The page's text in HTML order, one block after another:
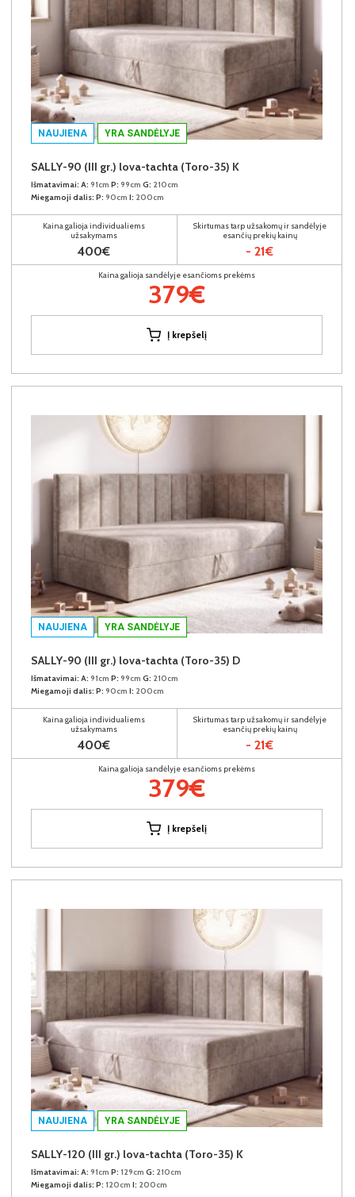
NAUJIENA YRA SANDĖLYJE
SALLY-90 (III gr.) lova-tachta (Toro-35) K
Išmatavimai: A: 91cm P: 99cm G: 210cm
Miegamoji dalis: P: 90cm I: 200cm
Kaina galioja individualiems
užsakymams
400€
Skirtumas tarp užsakomų ir sandėlyje
esančių prekių kainų
- 21€
Kaina galioja sandėlyje esančioms prekėms
379€
Į krepšelį
NAUJIENA YRA SANDĖLYJE
SALLY-90 (III gr.) lova-tachta (Toro-35) D
Išmatavimai: A: 91cm P: 99cm G: 210cm
Miegamoji dalis: P: 90cm I: 200cm
Kaina galioja individualiems
užsakymams
400€
Skirtumas tarp užsakomų ir sandėlyje
esančių prekių kainų
- 21€
Kaina galioja sandėlyje esančioms prekėms
379€
Į krepšelį
NAUJIENA YRA SANDĖLYJE
SALLY-120 (III gr.) lova-tachta (Toro-35) K
Išmatavimai: A: 91cm P: 129cm G: 210cm
Miegamoji dalis: P: 120cm I: 200cm